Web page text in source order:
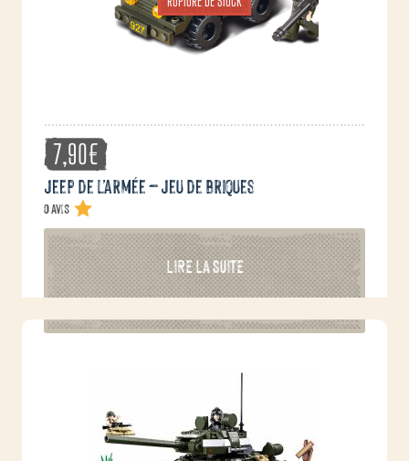
7,90€
Jeep de l’armée – Jeu de briques
0 avis
LIRE LA SUITE